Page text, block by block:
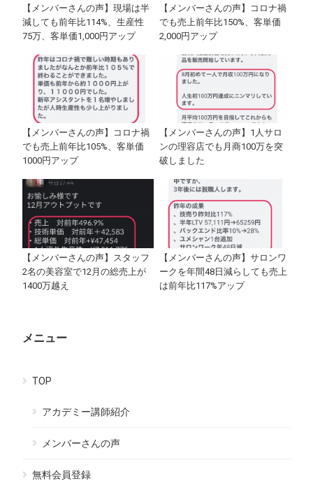
【メンバーさんの声】現場は半
減しても前年比114%、生産性
75万、客単価1,000円アップ
【メンバーさんの声】コロナ禍
でも売上前年比150%、客単価
2,000円アップ
【メンバーさんの声】コロナ禍
でも売上前年比105%、客単価
1000円アップ
【メンバーさんの声】1人サロ
ンの理容店でも月商100万を突
破しました
【メンバーさんの声】スタッフ
2名の美容室で12月の総売上が
1400万越え
【メンバーさんの声】サロンワ
ークを年間48日減らしても売上
は前年比117%アップ
メニュー
TOP
アカデミー講師紹介
メンバーさんの声
無料会員登録